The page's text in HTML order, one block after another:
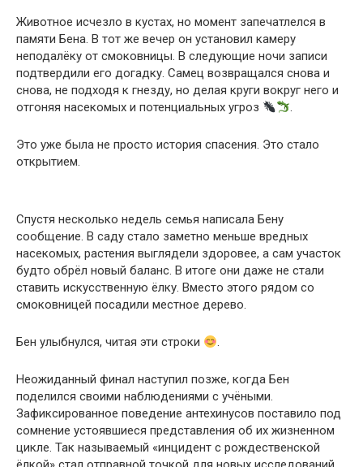
Животное исчезло в кустах, но момент запечатлелся в
памяти Бена. В тот же вечер он установил камеру
неподалёку от смоковницы. В следующие ночи записи
подтвердили его догадку. Самец возвращался снова и
снова, не подходя к гнезду, но делая круги вокруг него и
отгоняя насекомых и потенциальных угроз
.
Это уже была не просто история спасения. Это стало
открытием.
Спустя несколько недель семья написала Бену
сообщение. В саду стало заметно меньше вредных
насекомых, растения выглядели здоровее, а сам участок
будто обрёл новый баланс. В итоге они даже не стали
ставить искусственную ёлку. Вместо этого рядом со
смоковницей посадили местное дерево.
Бен улыбнулся, читая эти строки .
Неожиданный финал наступил позже, когда Бен
поделился своими наблюдениями с учёными.
Зафиксированное поведение антехинусов поставило под
сомнение устоявшиеся представления об их жизненном
цикле. Так называемый «инцидент с рождественской